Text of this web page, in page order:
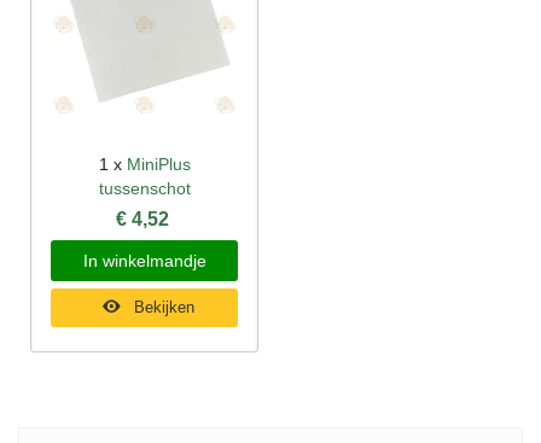
1 x MiniPlus
tussenschot
€ 4,52
In winkelmandje
Bekijken